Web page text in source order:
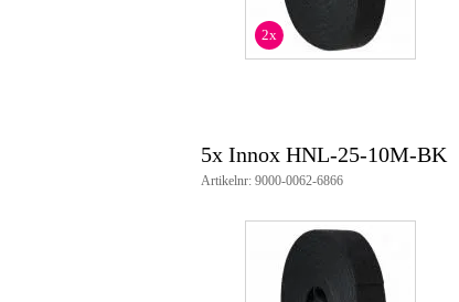
2x
5x Innox HNL-25-10M-BK
Artikelnr: 9000-0062-6866